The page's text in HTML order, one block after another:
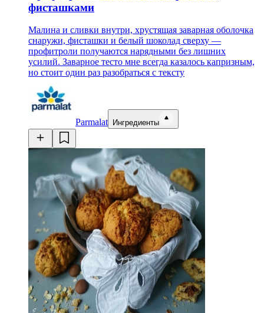
фисташками
Малина и сливки внутри, хрустящая заварная оболочка
снаружи, фисташки и белый шоколад сверху —
профитроли получаются нарядными без лишних
усилий. Заварное тесто мне всегда казалось капризным,
но стоит один раз разобраться с тексту
Parmalat Ингредиенты